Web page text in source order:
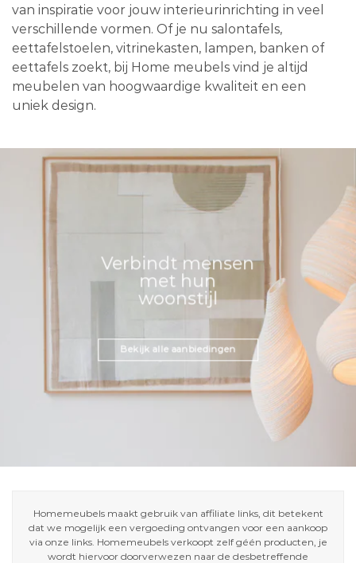
van inspiratie voor jouw interieurinrichting in veel
verschillende vormen. Of je nu salontafels,
eettafelstoelen, vitrinekasten, lampen, banken of
eettafels zoekt, bij Home meubels vind je altijd
meubelen van hoogwaardige kwaliteit en een
uniek design.
Verbindt mensen
met hun
woonstijl
Bekijk alle aanbiedingen
Homemeubels maakt gebruik van affiliate links, dit betekent
dat we mogelijk een vergoeding ontvangen voor een aankoop
via onze links. Homemeubels verkoopt zelf géén producten, je
wordt hiervoor doorverwezen naar de desbetreffende